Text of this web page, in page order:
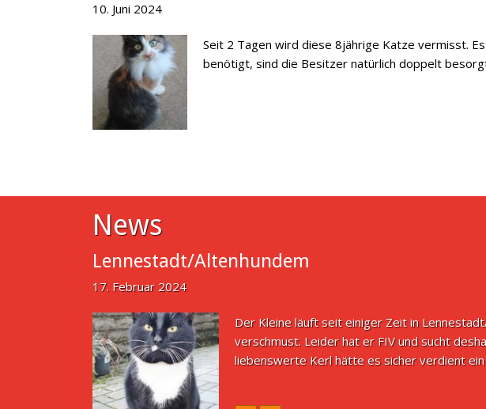
10. Juni 2024
Seit 2 Tagen wird diese 8jährige Katze vermisst.
benötigt, sind die Besitzer natürlich doppelt
News
Lennestadt/Altenhundem
17. Februar 2024
Der Kleine läuft seit einiger Zeit in
verschmust. Leider hat er FIV und sucht
liebenswerte Kerl hätte es sicher verdient